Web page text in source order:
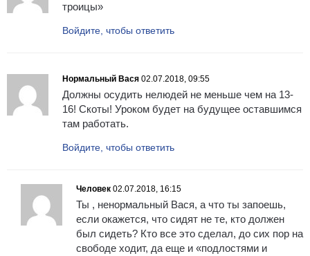
троицы»
Войдите, чтобы ответить
Нормальный Вася 02.07.2018, 09:55
Должны осудить нелюдей не меньше чем на 13-
16! Скоты! Уроком будет на будущее оставшимся
там работать.
Войдите, чтобы ответить
Человек 02.07.2018, 16:15
Ты , ненормальный Вася, а что ты запоешь,
если окажется, что сидят не те, кто должен
был сидеть? Кто все это сделал, до сих пор на
свободе ходит, да еще и «подлостями и